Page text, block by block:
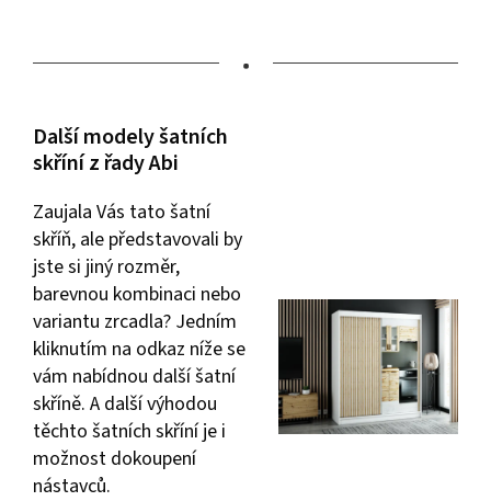
•
Další modely šatních
skříní z řady Abi
Zaujala Vás tato šatní
skříň, ale představovali by
jste si jiný rozměr,
barevnou kombinaci nebo
variantu zrcadla? Jedním
kliknutím na odkaz níže se
vám nabídnou další šatní
skříně. A další výhodou
těchto šatních skříní je i
možnost dokoupení
nástavců.